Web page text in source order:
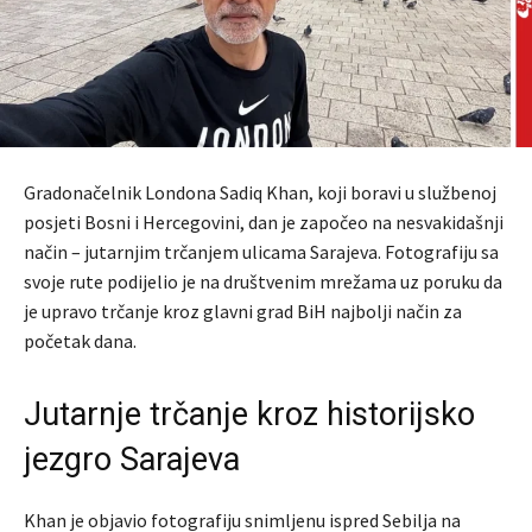
Gradonačelnik Londona Sadiq Khan, koji boravi u službenoj
posjeti Bosni i Hercegovini, dan je započeo na nesvakidašnji
način – jutarnjim trčanjem ulicama Sarajeva. Fotografiju sa
svoje rute podijelio je na društvenim mrežama uz poruku da
je upravo trčanje kroz glavni grad BiH najbolji način za
početak dana.
Jutarnje trčanje kroz historijsko
jezgro Sarajeva
Khan je objavio fotografiju snimljenu ispred Sebilja na